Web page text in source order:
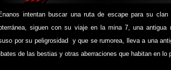
intentan buscar una ruta de escape para su
siguen con su viaje en la mina 7, una
por su peligrosidad y que se rumorea, lleva a una
de las bestias y otras aberraciones que habitan en lo